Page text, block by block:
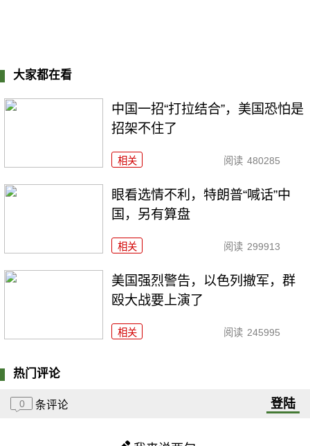
大家都在看
中国一招“打拉结合”，美国恐怕是
招架不住了
相关 阅读 480285
眼看选情不利，特朗普“喊话”中
国，另有算盘
相关 阅读 299913
美国强烈警告，以色列撤军，群
殴大战要上演了
相关 阅读 245995
热门评论
0 条评论 登陆